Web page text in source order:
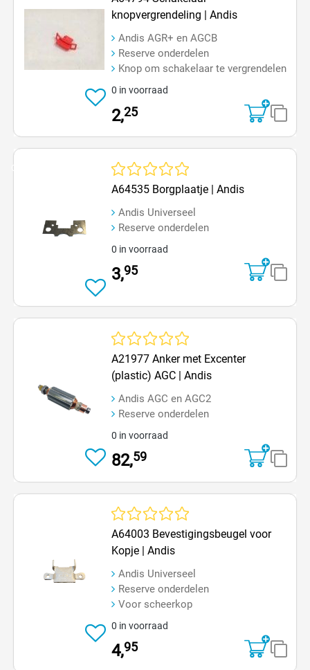
knopvergrendeling | Andis
Andis AGR+ en AGCB
Reserve onderdelen
Knop om schakelaar te vergrendelen
0 in voorraad
2,25
Op=Op
A64535 Borgplaatje | Andis
Andis Universeel
Reserve onderdelen
0 in voorraad
3,95
A21977 Anker met Excenter
(plastic) AGC | Andis
Andis AGC en AGC2
Reserve onderdelen
0 in voorraad
82,59
A64003 Bevestigingsbeugel voor
Kopje | Andis
Andis Universeel
Reserve onderdelen
Voor scheerkop
0 in voorraad
4,95